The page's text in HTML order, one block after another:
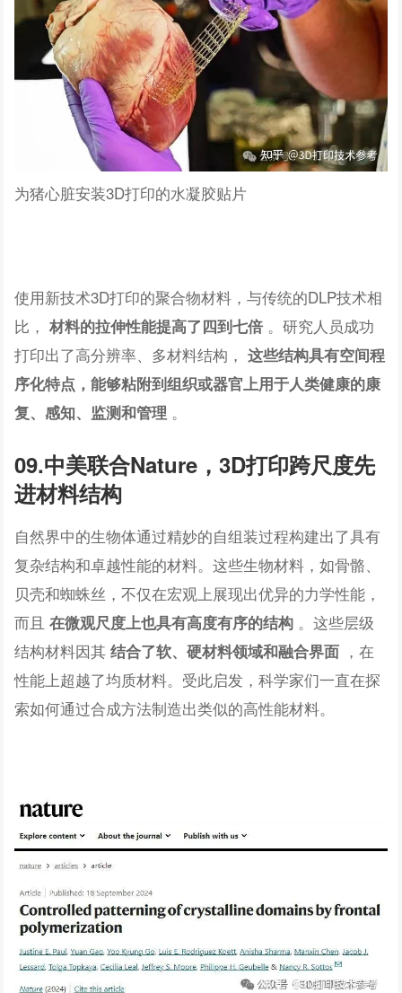
为猪心脏安装3D打印的水凝胶贴片
使用新技术3D打印的聚合物材料，与传统的DLP技术相
比， 材料的拉伸性能提高了四到七倍 。研究人员成功
打印出了高分辨率、多材料结构， 这些结构具有空间程
序化特点，能够粘附到组织或器官上用于人类健康的康
复、感知、监测和管理 。
09.中美联合Nature，3D打印跨尺度先
进材料结构
自然界中的生物体通过精妙的自组装过程构建出了具有
复杂结构和卓越性能的材料。这些生物材料，如骨骼、
贝壳和蜘蛛丝，不仅在宏观上展现出优异的力学性能，
而且 在微观尺度上也具有高度有序的结构 。这些层级
结构材料因其 结合了软、硬材料领域和融合界面 ，在
性能上超越了均质材料。受此启发，科学家们一直在探
索如何通过合成方法制造出类似的高性能材料。